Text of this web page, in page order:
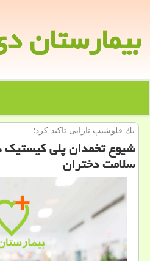
بیمارستان
یك فلوشیپ نازایی تاكید كرد؛
شیوع تخمدان پلی كیستیك
سلامت دختران